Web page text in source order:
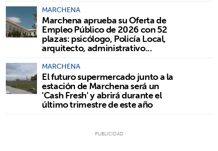
MARCHENA
Marchena aprueba su Oferta de
Empleo Público de 2026 con 52
plazas: psicólogo, Policía Local,
arquitecto, administrativo...
MARCHENA
El futuro supermercado junto a la
estación de Marchena será un
'Cash Fresh' y abrirá durante el
último trimestre de este año